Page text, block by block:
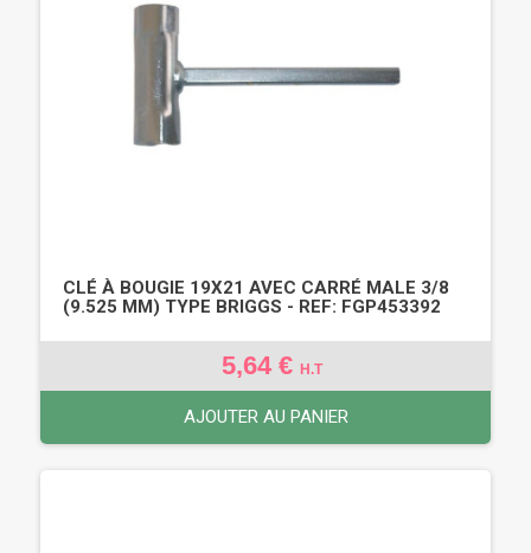
CLÉ À BOUGIE 19X21 AVEC CARRÉ MALE 3/8
(9.525 MM) TYPE BRIGGS - REF: FGP453392
5,64 € H.T
AJOUTER AU PANIER